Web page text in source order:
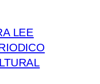
LEE